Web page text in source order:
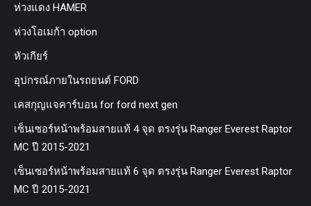
ห่วงแดง HAMER
ห่วงโอเมก้า option
หัวเกียร์
อุปกรณ์ภายในรถยนต์ FORD
เคสกุญแจคาร์บอน for ford next gen
เซ็นเซอร์หน้าพร้อมสายแท้ 4 จุด ตรงรุ่น Ranger Everest Raptor
MC ปี 2015-2021
เซ็นเซอร์หน้าพร้อมสายแท้ 6 จุด ตรงรุ่น Ranger Everest Raptor
MC ปี 2015-2021